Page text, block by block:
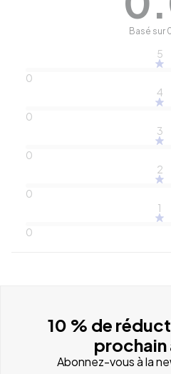
Basé sur
5
0
4
0
3
0
2
0
1
0
10 % de
prochain
Abonnez-vous à la